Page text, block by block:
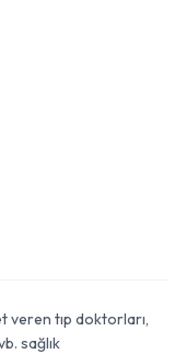
veren tıp doktorları,
sağlık